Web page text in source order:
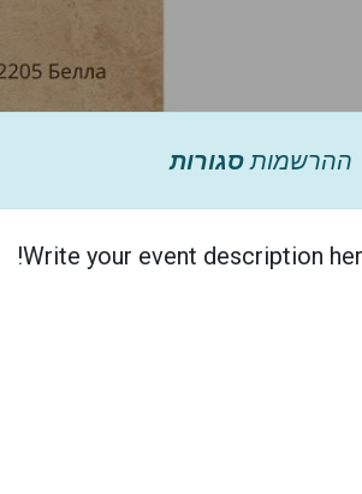
ההרשמות סגורות
Write your event description